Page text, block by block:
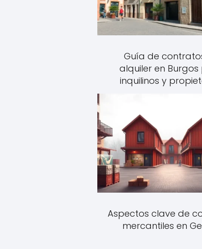
Guía de
alquiler en
inquilinos y
Aspectos clave de
mercantiles en